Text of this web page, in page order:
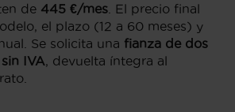
de 445 €/mes . El precio final
el plazo (12 a 60 meses) y
Se solicita una fianza de dos
IVA, devuelta íntegra al